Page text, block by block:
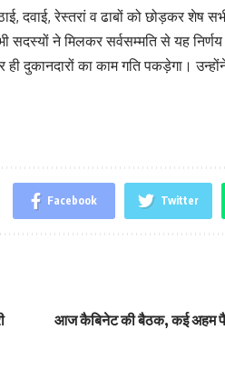
दवाई, रेस्तरां व ढाबों को छोड़कर शेष
सदस्यों ने मिलकर सर्वसम्मति से यह निर्णय
ही दुकानदारों का काम गति पकड़ेगा।
Facebook Twitter
आज कैबिनेट की बैठक, कई अहम